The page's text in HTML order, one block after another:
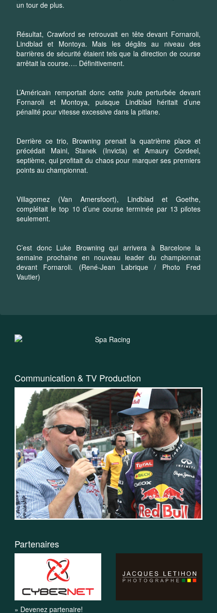
un tour de plus.
Résultat, Crawford se retrouvait en tête devant Fornaroli,
Lindblad et Montoya. Mais les dégâts au niveau des
barrières de sécurité étaient tels que la direction de course
arrêtait la course…. Définitivement.
L’Américain remportait donc cette joute perturbée devant
Fornaroli et Montoya, puisque Lindblad héritait d’une
pénalité pour vitesse excessive dans la pitlane.
Derrière ce trio, Browning prenait la quatrième place et
précédait Maini, Stanek (Invicta) et Amaury Cordeel,
septième, qui profitait du chaos pour marquer ses premiers
points au championnat.
Villagomez (Van Amersfoort), Lindblad et Goethe,
complétait le top 10 d’une course terminée par 13 pilotes
seulement.
C’est donc Luke Browning qui arrivera à Barcelone la
semaine prochaine en nouveau leader du championnat
devant Fornaroli. (René-Jean Labrique / Photo Fred
Vautier)
Communication & TV Production
Partenaires
» Devenez partenaire!